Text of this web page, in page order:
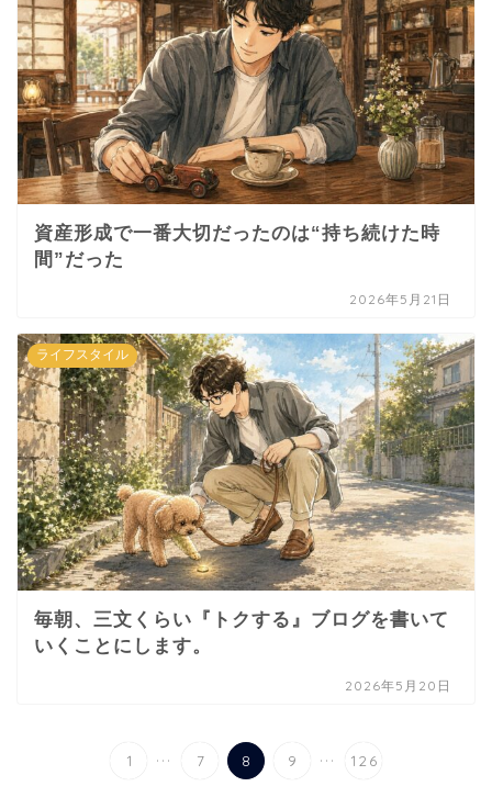
資産形成で一番大切だったのは“持ち続けた時
間”だった
2026年5月21日
ライフスタイル
毎朝、三文くらい『トクする』ブログを書いて
いくことにします。
2026年5月20日
1 ... 7 8 9 ... 126